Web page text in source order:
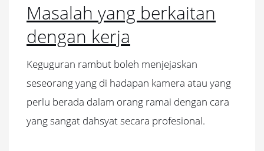
Masalah yang berkaitan
dengan kerja
Keguguran rambut boleh menjejaskan
seseorang yang di hadapan kamera atau yang
perlu berada dalam orang ramai dengan cara
yang sangat dahsyat secara profesional.